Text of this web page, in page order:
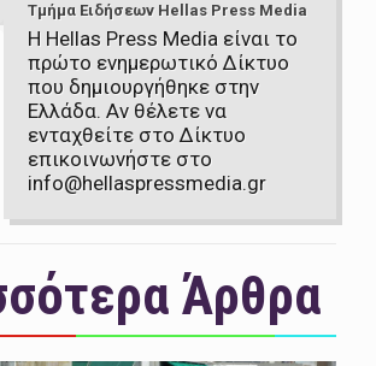
Τμήμα Ειδήσεων Hellas Press Media
Η Hellas Press Media είναι το
πρώτο ενημερωτικό Δίκτυο
που δημιουργήθηκε στην
Ελλάδα. Αν θέλετε να
ενταχθείτε στο Δίκτυο
επικοινωνήστε στο
info@hellaspressmedia.gr
Άρθρα